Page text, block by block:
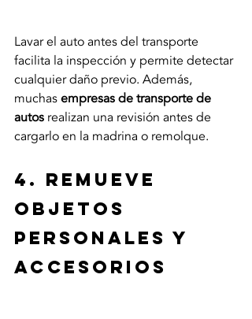
Lavar el auto antes del transporte
facilita la inspección y permite detectar
cualquier daño previo. Además,
muchas empresas de transporte de
autos realizan una revisión antes de
cargarlo en la madrina o remolque.
4. Remueve
objetos
personales y
accesorios